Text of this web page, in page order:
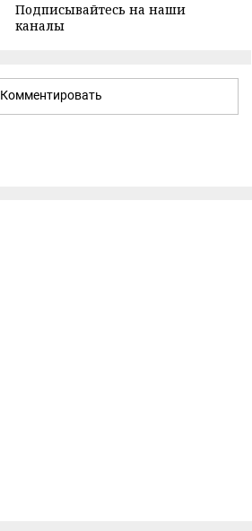
Подписывайтесь на наши
каналы
Комментировать